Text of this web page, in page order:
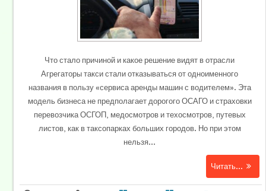
Что стало причиной и какое решение видят в отрасли
Агрегаторы такси стали отказываться от одноименного
названия в пользу «сервиса аренды машин с водителем». Эта
модель бизнеса не предполагает дорогого ОСАГО и страховки
перевозчика ОСГОП, медосмотров и техосмотров, путевых
листов, как в таксопарках больших городов. Но при этом
нельзя...
Читать...